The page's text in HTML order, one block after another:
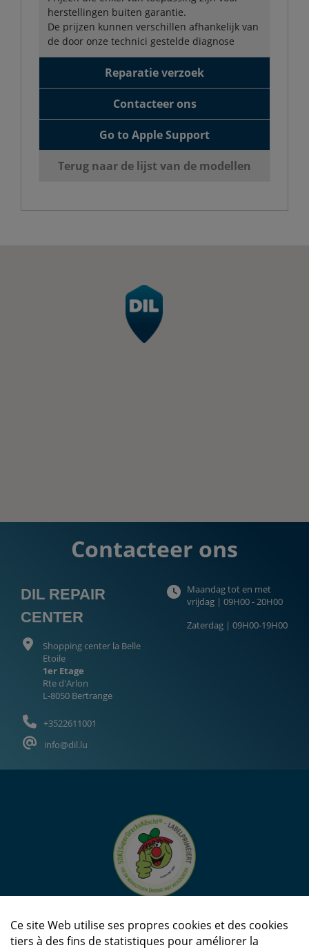
herstellingen buiten garantie.
De prijzen kunnen verschillen afhankelijk van
de door onze technici gestelde diagnose
Reparatie verzoek
Contacteer ons
Go to Apple Support
Terug naar de lijst van de modellen
Contacteer ons
DIL REPAIR
CENTER
Shopping center la Belle
Etoile
1er Etage
Rte d'Arlon
L-8050 Bertrange
+3522611001
info@dil.lu
Maandag tot en met
vrijdag | 09H00 - 20H00
Zaterdag | 09H00-19H00
Ce site Web utilise ses propres cookies et des cookies
tiers à des fins de statistiques pour améliorer la